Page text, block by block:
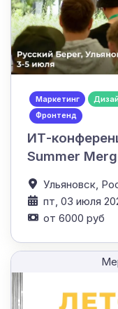
Маркетинг
Фронтенд
ИТ-
Summer
Ульяновск,
пт, 03 июля
от 6000 руб